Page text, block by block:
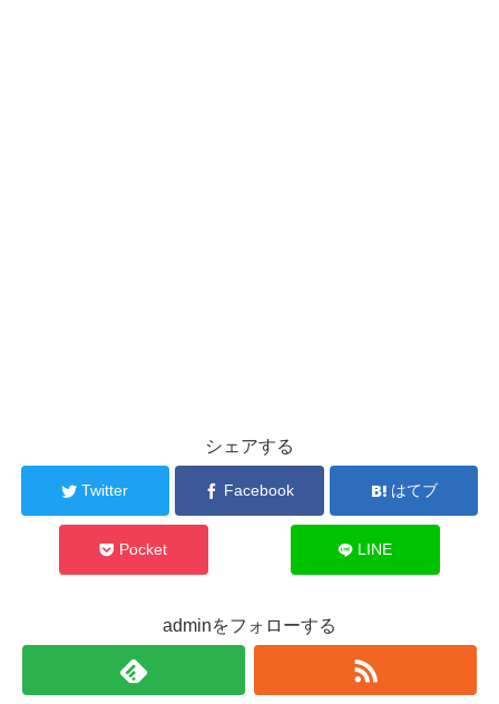
シェアする
Twitter Facebook はてブ
Pocket LINE
adminをフォローする